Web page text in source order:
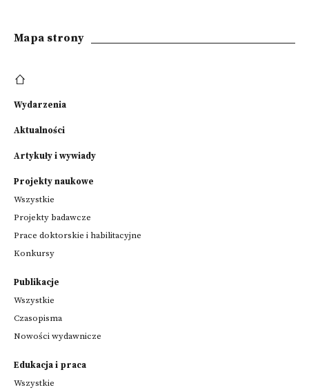
Mapa strony
Wydarzenia
Aktualności
Artykuły i wywiady
Projekty naukowe
Wszystkie
Projekty badawcze
Prace doktorskie i habilitacyjne
Konkursy
Publikacje
Wszystkie
Czasopisma
Nowości wydawnicze
Edukacja i praca
Wszystkie